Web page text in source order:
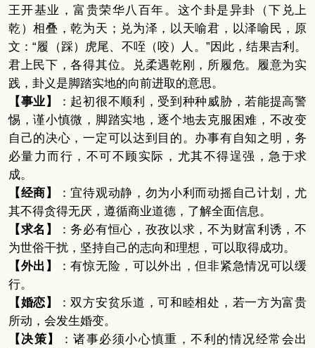
王开基业，富贵荣华八百年。这个卦是异卦（下兑上
乾）相叠，乾为天；兑为泽，以天喻君，以泽喻民，原
文：“履（踩）虎尾、不咥（咬）人。”因此，结果吉利。
君上民下，各得其位。兑柔遇乾刚，所履危。履意为实
践，卦义是脚踏实地的向前进取的意思。
【事业】
：起初很不顺利，受到种种威胁，若能提高警
惕，谨小慎微，脚踏实地，逐个地去克服困难，不改变
自己的决心，一定可以达到目的。办事有自知之明，务
必量力而行，不可不顾实际，尤其不得逞强，急于求
成。
【经商】
：宜待观动静，勿为小利而动摇自己计划，尤
其不得贪得无厌，遵循商业道德，了解全面信息。
【求名】
：务必有恒心，孜孜以求，不为财富利诱，不
为世俗干扰，坚持自己的志向和理想，可以取得成功。
【外出】
：有惊无险，可以外出，但非紧急情况可以缓
行。
【婚恋】
：双方安贫乐道，可和睦相处，若一方为富贵
所动，会发生婚变。
【决策】
：诸事必须小心慎重，不利的情况经常会出